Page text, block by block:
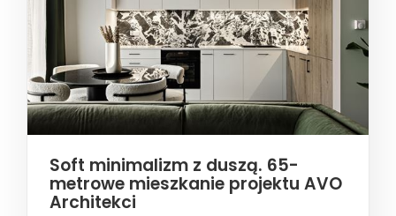
Soft minimalizm z duszą. 65-
metrowe mieszkanie projektu AVO
Architekci